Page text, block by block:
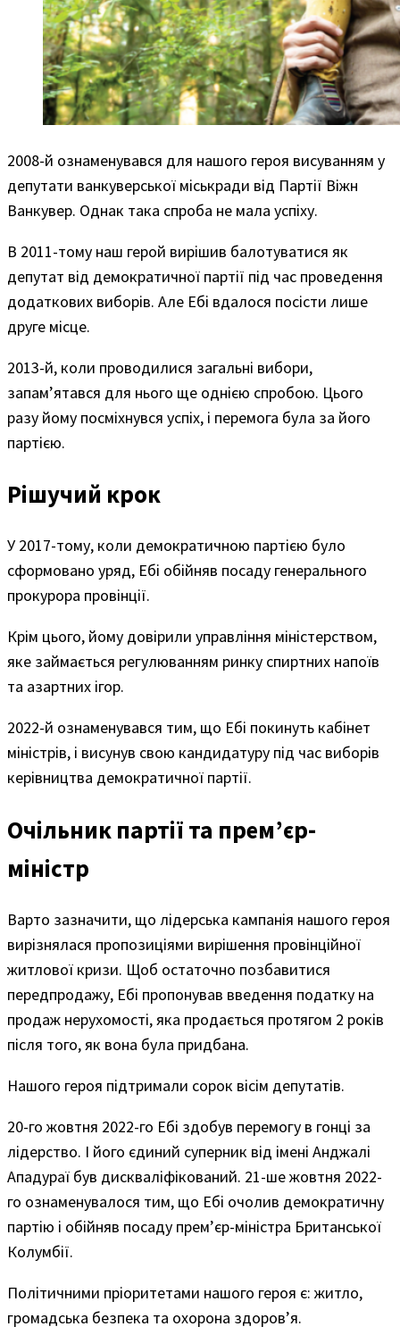
2008-й ознаменувався для нашого героя висуванням у
депутати ванкуверської міськради від Партії Віжн
Ванкувер. Однак така спроба не мала успіху.
В 2011-тому наш герой вирішив балотуватися як
депутат від демократичної партії під час проведення
додаткових виборів. Але Ебі вдалося посісти лише
друге місце.
2013-й, коли проводилися загальні вибори,
запам’ятався для нього ще однією спробою. Цього
разу йому посміхнувся успіх, і перемога була за його
партією.
Рішучий крок
У 2017-тому, коли демократичною партією було
сформовано уряд, Ебі обійняв посаду генерального
прокурора провінції.
Крім цього, йому довірили управління міністерством,
яке займається регулюванням ринку спиртних напоїв
та азартних ігор.
2022-й ознаменувався тим, що Ебі покинуть кабінет
міністрів, і висунув свою кандидатуру під час виборів
керівництва демократичної партії.
Очільник партії та прем’єр-
міністр
Варто зазначити, що лідерська кампанія нашого героя
вирізнялася пропозиціями вирішення провінційної
житлової кризи. Щоб остаточно позбавитися
передпродажу, Ебі пропонував введення податку на
продаж нерухомості, яка продається протягом 2 років
після того, як вона була придбана.
Нашого героя підтримали сорок вісім депутатів.
20-го жовтня 2022-го Ебі здобув перемогу в гонці за
лідерство. І його єдиний суперник від імені Анджалі
Ападураї був дискваліфікований. 21-ше жовтня 2022-
го ознаменувалося тим, що Ебі очолив демократичну
партію і обійняв посаду прем’єр-міністра Британської
Колумбії.
Політичними пріоритетами нашого героя є: житло,
громадська безпека та охорона здоров’я.